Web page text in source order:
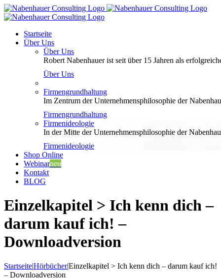
Zum
Inhalt
Startseite
Über Uns
Über Uns
Robert Nabenhauer ist seit über 15 Jahren als
Über Uns
Firmengrundhaltung
Im Zentrum der Unternehmensphilosophie der
Firmengrundhaltung
Firmenideologie
In der Mitte der Unternehmensphilosophie der
Firmenideologie
Shop Online
Webinarneu
Kontakt
BLOG
Einzelkapitel > Ich kenn dich –
darum kauf ich! –
Downloadversion
Startseite|Hörbücher|Einzelkapitel > Ich kenn dich – darum kauf ich!
– Downloadversion